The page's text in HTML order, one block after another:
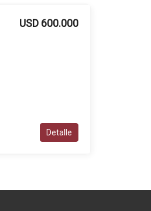
USD 600.000
Detalle